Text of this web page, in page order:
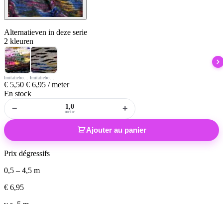
Alternatieven in deze serie
2 kleuren
€ 5,50 € 6,95 / meter
En stock
− mètre +
Ajouter au panier
Prix dégressifs
0,5 – 4,5 m
€ 6,95